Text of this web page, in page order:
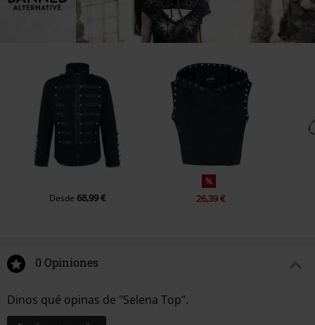
Desde 68,99 €
%
26,39 €
0 Opiniones
Dinos qué opinas de "Selena Top".